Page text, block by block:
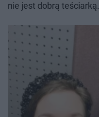
nie jest dobrą teściarką.